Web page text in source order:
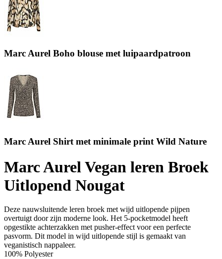
Marc Aurel Boho blouse met luipaardpatroon
Marc Aurel Shirt met minimale print Wild Nature
Marc Aurel Vegan leren Broek
Uitlopend Nougat
Deze nauwsluitende leren broek met wijd uitlopende pijpen
overtuigt door zijn moderne look. Het 5-pocketmodel heeft
opgestikte achterzakken met pusher-effect voor een perfecte
pasvorm. Dit model in wijd uitlopende stijl is gemaakt van
veganistisch nappaleer.
100% Polyester